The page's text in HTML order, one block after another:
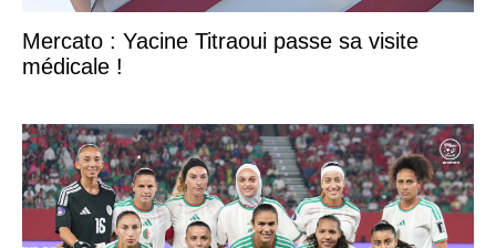
Mercato : Yacine Titraoui passe sa visite
médicale !